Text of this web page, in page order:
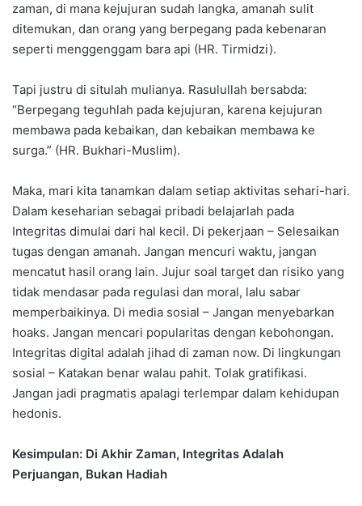
zaman, di mana kejujuran sudah langka, amanah sulit
ditemukan, dan orang yang berpegang pada kebenaran
seperti menggenggam bara api (HR. Tirmidzi).
Tapi justru di situlah mulianya. Rasulullah bersabda:
“Berpegang teguhlah pada kejujuran, karena kejujuran
membawa pada kebaikan, dan kebaikan membawa ke
surga.” (HR. Bukhari-Muslim).
Maka, mari kita tanamkan dalam setiap aktivitas sehari-hari.
Dalam keseharian sebagai pribadi belajarlah pada
Integritas dimulai dari hal kecil. Di pekerjaan – Selesaikan
tugas dengan amanah. Jangan mencuri waktu, jangan
mencatut hasil orang lain. Jujur soal target dan risiko yang
tidak mendasar pada regulasi dan moral, lalu sabar
memperbaikinya. Di media sosial – Jangan menyebarkan
hoaks. Jangan mencari popularitas dengan kebohongan.
Integritas digital adalah jihad di zaman now. Di lingkungan
sosial – Katakan benar walau pahit. Tolak gratifikasi.
Jangan jadi pragmatis apalagi terlempar dalam kehidupan
hedonis.
Kesimpulan: Di Akhir Zaman, Integritas Adalah
Perjuangan, Bukan Hadiah